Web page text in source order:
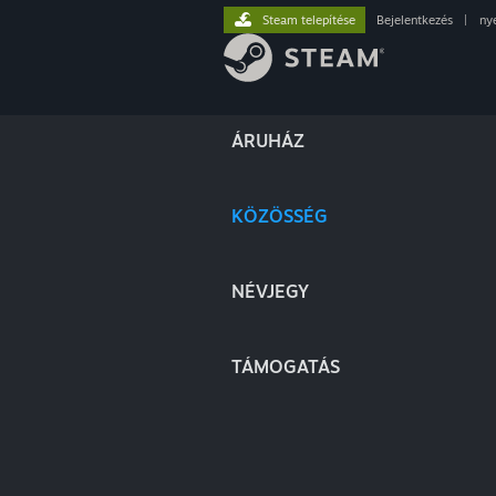
ÁRUHÁZ
KÖZÖSSÉG
NÉVJEGY
TÁMOGATÁS
Steam telepítése Bejelentkezés